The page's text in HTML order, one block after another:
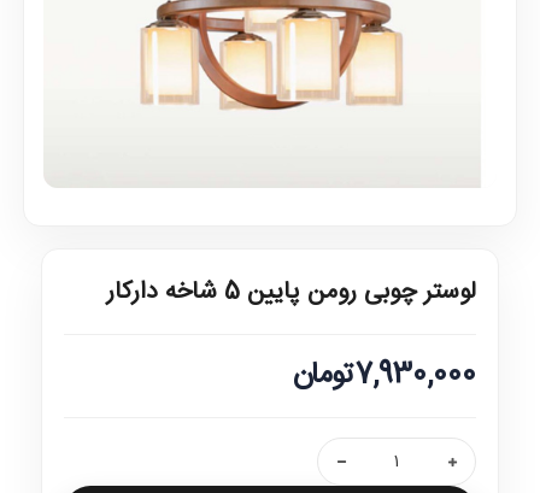
لوستر چوبی رومن پایین 5 شاخه دارکار
7,930,000تومان